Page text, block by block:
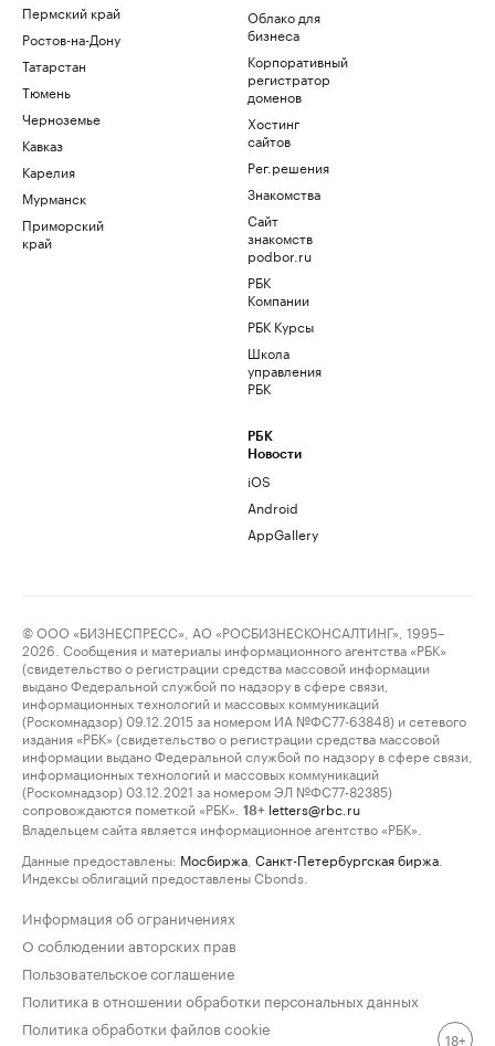
Пермский край
Ростов-на-Дону
Татарстан
Тюмень
Черноземье
Кавказ
Карелия
Мурманск
Приморский
край
Облако для
бизнеса
Корпоративный
регистратор
доменов
Хостинг
сайтов
Рег.решения
Знакомства
Сайт
знакомств
podbor.ru
РБК
Компании
РБК Курсы
Школа
управления
РБК
РБК
Новости
iOS
Android
AppGallery
© ООО «БИЗНЕСПРЕСС», АО «РОСБИЗНЕСКОНСАЛТИНГ», 1995–
2026. Сообщения и материалы информационного агентства «РБК»
(свидетельство о регистрации средства массовой информации
выдано Федеральной службой по надзору в сфере связи,
информационных технологий и массовых коммуникаций
(Роскомнадзор) 09.12.2015 за номером ИА №ФС77-63848) и сетевого
издания «РБК» (свидетельство о регистрации средства массовой
информации выдано Федеральной службой по надзору в сфере связи,
информационных технологий и массовых коммуникаций
(Роскомнадзор) 03.12.2021 за номером ЭЛ №ФС77-82385)
сопровождаются пометкой «РБК».
18+ letters@rbc.ru
Владельцем сайта является информационное агентство «РБК».
Данные предоставлены: Мосбиржа Санкт-Петербургская биржа
Индексы облигаций предоставлены Cbonds.
Информация об ограничениях
О соблюдении авторских прав
Пользовательское соглашение
Политика в отношении обработки персональных данных
Политика обработки файлов cookie
18+